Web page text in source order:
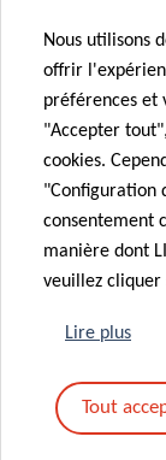
Postes de
Pour toutes
NextImmune
Prof Markus
Nous utilisons
offrir
préférences et
"Accepter
cookies.
"Configuration
consentement
manière dont
veuillez cliquer
Lire plus
Tout